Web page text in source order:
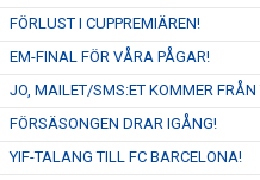
FÖRLUST I CUPPREMIÄREN!
EM-FINAL FÖR VÅRA PÅGAR!
JO, MAILET/SMS:ET KOMMER FRÅN
FÖRSÄSONGEN DRAR IGÅNG!
YIF-TALANG TILL FC BARCELONA!